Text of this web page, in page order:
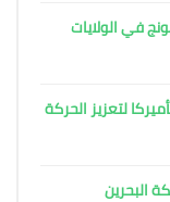
في الولايات
لتعزيز الحركة
البحرين